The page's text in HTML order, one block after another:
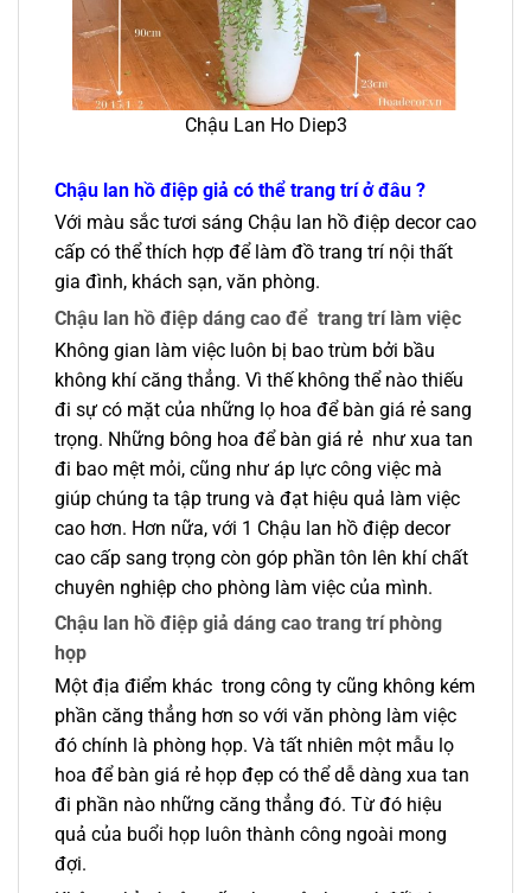
Chậu Lan Ho Diep3
Chậu lan hồ điệp giả có thể trang trí ở đâu ?
Với màu sắc tươi sáng Chậu lan hồ điệp decor cao
cấp có thể thích hợp để làm đồ trang trí nội thất
gia đình, khách sạn, văn phòng.
Chậu lan hồ điệp dáng cao để trang trí làm việc
Không gian làm việc luôn bị bao trùm bởi bầu
không khí căng thẳng. Vì thế không thể nào thiếu
đi sự có mặt của những lọ hoa để bàn giá rẻ sang
trọng. Những bông hoa để bàn giá rẻ như xua tan
đi bao mệt mỏi, cũng như áp lực công việc mà
giúp chúng ta tập trung và đạt hiệu quả làm việc
cao hơn. Hơn nữa, với 1 Chậu lan hồ điệp decor
cao cấp sang trọng còn góp phần tôn lên khí chất
chuyên nghiệp cho phòng làm việc của mình.
Chậu lan hồ điệp giả dáng cao trang trí phòng
họp
Một địa điểm khác trong công ty cũng không kém
phần căng thẳng hơn so với văn phòng làm việc
đó chính là phòng họp. Và tất nhiên một mẫu lọ
hoa để bàn giá rẻ họp đẹp có thể dễ dàng xua tan
đi phần nào những căng thẳng đó. Từ đó hiệu
quả của buổi họp luôn thành công ngoài mong
đợi.